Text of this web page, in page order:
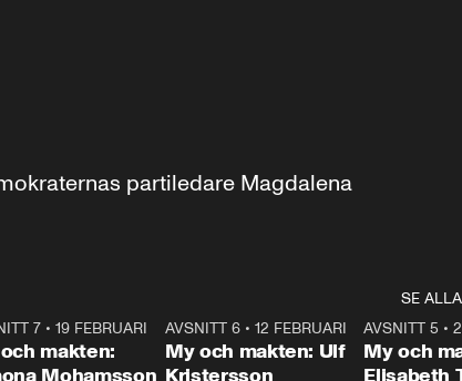
partiledare Magdalena
SE ALLA
24:30
7• 19 FEBRUARI
makten:
Mohamsson
27:30
AVSNITT 6 •12 FEBRUARI
My och makten: Ulf
Kristersson
AVSNITT 5 •
My och
Elisabeth